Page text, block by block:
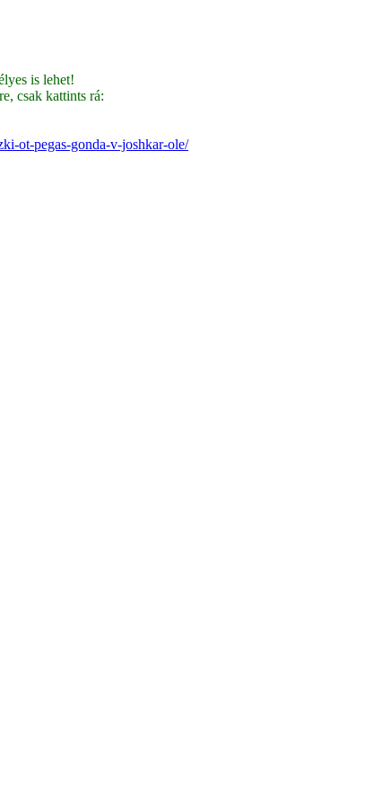
is lehet!
csak kattints rá:
ot-pegas-gonda-v-joshkar-ole/